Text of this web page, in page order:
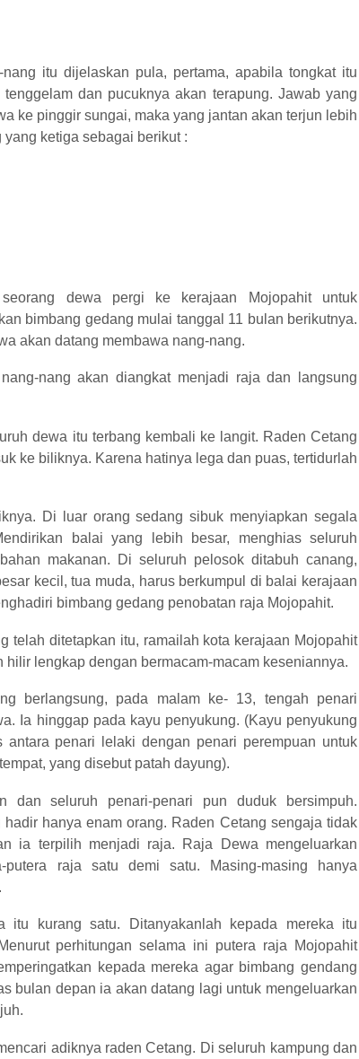
itu dijelaskan pula, pertama, apabila tongkat itu
dan pucuknya akan terapung. Jawab yang
ke pinggir sungai, maka yang jantan akan terjun lebih
ketiga sebagai berikut :
dewa pergi ke kerajaan Mojopahit untuk
bimbang gedang mulai tanggal 11 bulan berikutnya.
akan datang membawa nang-nang.
nang akan diangkat menjadi raja dan langsung
dewa itu terbang kembali ke langit. Raden Cetang
ke biliknya. Karena hatinya lega dan puas, tertidurlah
Di luar orang sedang sibuk menyiapkan segala
balai yang lebih besar, menghias seluruh
makanan. Di seluruh pelosok ditabuh canang,
kecil, tua muda, harus berkumpul di balai kerajaan
bimbang gedang penobatan raja Mojopahit.
telah ditetapkan itu, ramailah kota kerajaan Mojopahit
lengkap dengan bermacam-macam keseniannya.
berlangsung, pada malam ke- 13, tengah penari
Ia hinggap pada kayu penyukung. (Kayu penyukung
penari lelaki dengan penari perempuan untuk
yang disebut patah dayung).
dan seluruh penari-penari pun duduk bersimpuh.
hanya enam orang. Raden Cetang sengaja tidak
ia terpilih menjadi raja. Raja Dewa mengeluarkan
raja satu demi satu. Masing-masing hanya
itu kurang satu. Ditanyakanlah kepada mereka itu
perhitungan selama ini putera raja Mojopahit
kepada mereka agar bimbang gendang
bulan depan ia akan datang lagi untuk mengeluarkan
adiknya raden Cetang. Di seluruh kampung dan